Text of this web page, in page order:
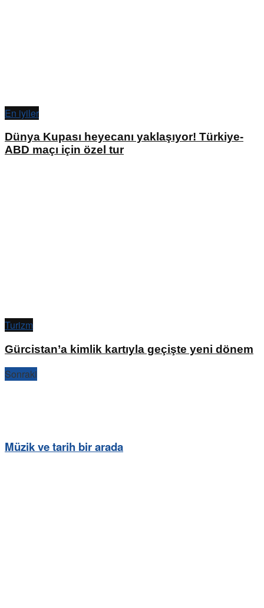
En iyiler
Dünya Kupası heyecanı yaklaşıyor! Türkiye-
ABD maçı için özel tur
Turizm
Gürcistan’a kimlik kartıyla geçişte yeni dönem
Sonraki
Müzik ve tarih bir arada